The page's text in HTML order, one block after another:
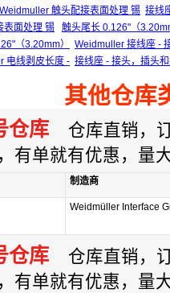
Weidmuller 触头配接表面处理 锡 接线
表面处理 锡
触头尾长 0.126"（
（3.20mm）
Weidmuller 接线座 -
电线剥皮长度 - 接线座 - 接头，插头
其他仓库
仓库 仓库直销，
有单就有优惠，量
制造商
Weidmüller Interface
仓库 仓库直销，
有单就有优惠，量